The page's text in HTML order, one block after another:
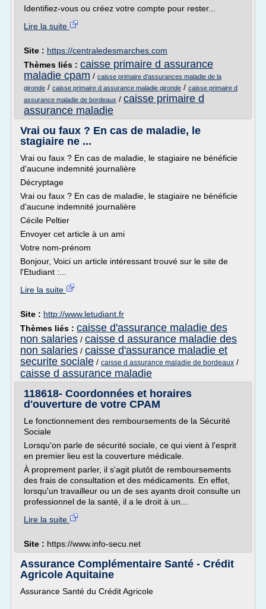
Identifiez-vous ou créez votre compte pour rester...
Lire la suite
Site : https://centraledesmarches.com
Thèmes liés : caisse primaire d assurance
maladie cpam / caisse primaire d'assurances maladie de la
gironde / caisse primaire d assurance maladie gironde / caisse primaire d
assurance maladie de bordeaux / caisse primaire d
assurance maladie
Vrai ou faux ? En cas de maladie, le
stagiaire ne ...
Vrai ou faux ? En cas de maladie, le stagiaire ne bénéficie
d'aucune indemnité journalière
Décryptage
Vrai ou faux ? En cas de maladie, le stagiaire ne bénéficie
d'aucune indemnité journalière
Cécile Peltier
Envoyer cet article à un ami
Votre nom-prénom
Bonjour, Voici un article intéressant trouvé sur le site de
l'Etudiant :...
Lire la suite
Site : http://www.letudiant.fr
Thèmes liés : caisse d'assurance maladie des
non salaries / caisse d assurance maladie des
non salaries / caisse d'assurance maladie et
securite sociale / caisse d assurance maladie de bordeaux /
caisse d assurance maladie
118618- Coordonnées et horaires
d'ouverture de votre CPAM
Le fonctionnement des remboursements de la Sécurité
Sociale
Lorsqu'on parle de sécurité sociale, ce qui vient à l'esprit
en premier lieu est la couverture médicale.
À proprement parler, il s'agit plutôt de remboursements
des frais de consultation et des médicaments. En effet,
lorsqu'un travailleur ou un de ses ayants droit consulte un
professionnel de la santé, il a le droit à un...
Lire la suite
Site : https://www.info-secu.net
Assurance Complémentaire Santé - Crédit
Agricole Aquitaine
Assurance Santé du Crédit Agricole